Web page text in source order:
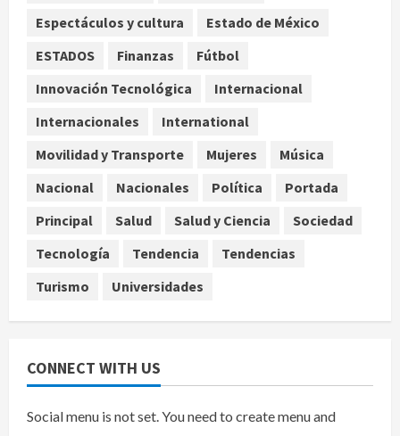
4
Investiga Cofepris posible vínculo
brote de salmonelosis en EU
agosto 7, 2026
Ángela Buitrago señala videos
agosto 7, 2026
Espectáculos y cultura
Estado de México
ESTADOS
Finanzas
Fútbol
Innovación Tecnológica
Internacional
Internacionales
International
Movilidad y Transporte
Mujeres
Música
Nacional
Nacionales Política
Portada
Principal
Salud Salud y Ciencia
Sociedad
Tecnología
Tendencia
Tendencias
Turismo
Universidades
CONNECT WITH US
Social menu is not set. You need to create menu and